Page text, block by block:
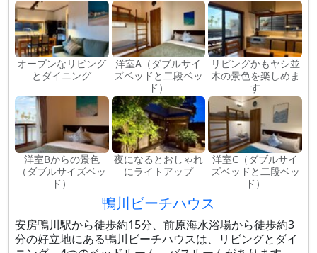
オープンなリビング
とダイニング
洋室A（ダブルサイ
ズベッドと二段ベッ
ド）
リビングかもヤシ並
木の景色を楽しめま
す
洋室Bからの景色
（ダブルサイズベッ
ド）
夜になるとおしゃれ
にライトアップ
洋室C（ダブルサイ
ズベッドと二段ベッ
ド）
鴨川ビーチハウス
安房鴨川駅から徒歩約15分、前原海水浴場から徒歩約3
分の好立地にある鴨川ビーチハウスは、リビングとダイ